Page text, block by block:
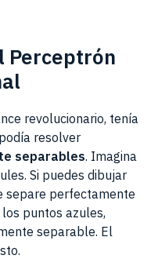
Perceptrón
revolucionario, tenía
resolver
separables. Imagina
Si puedes dibujar
separe perfectamente
puntos azules,
separable. El